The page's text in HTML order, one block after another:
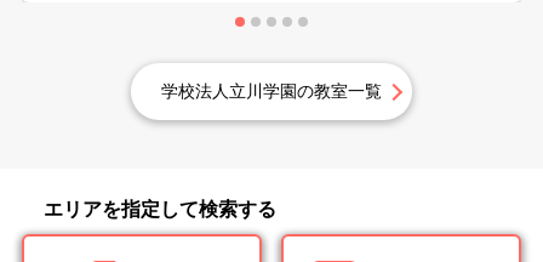
学校法人立川学園の教室一覧
エリアを指定して検索する